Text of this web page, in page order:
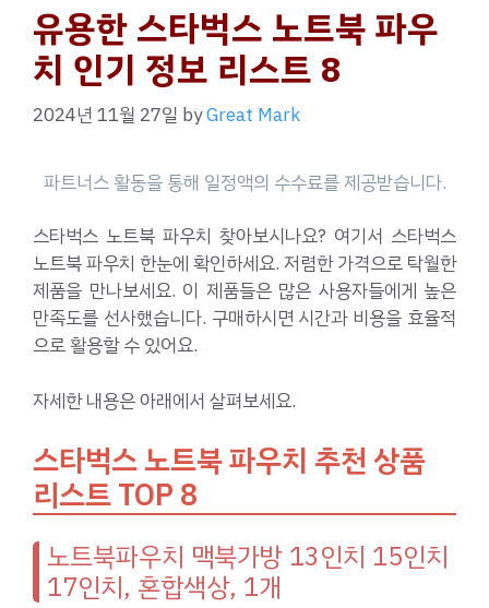
유용한 스타벅스 노트북 파우
치 인기 정보 리스트 8
2024년 11월 27일 byGreat Mark
스타벅스 노트북 파우치 찾아보시나요? 여기서 스타벅스
노트북 파우치 한눈에 확인하세요. 저렴한 가격으로 탁월한
제품을 만나보세요. 이 제품들은 많은 사용자들에게 높은
만족도를 선사했습니다. 구매하시면 시간과 비용을 효율적
으로 활용할 수 있어요.
자세한 내용은 아래에서 살펴보세요.
스타벅스 노트북 파우치 추천 상품
리스트 TOP 8
노트북파우치 맥북가방 13인치 15인치
17인치, 혼합색상, 1개